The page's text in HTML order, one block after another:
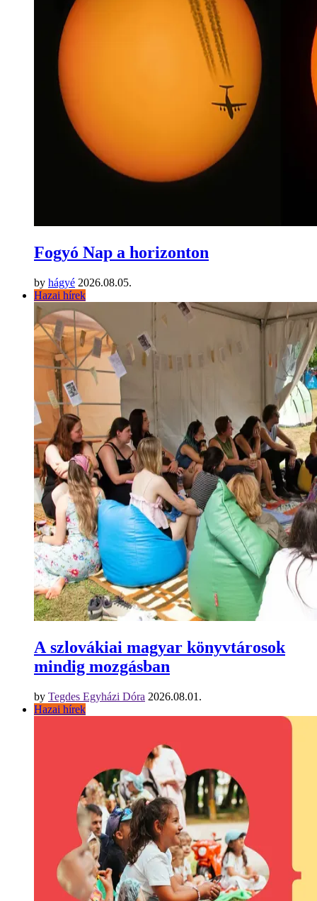
Fogyó Nap a horizonton
by hágyé 2026.08.05.
Hazai hírek
A szlovákiai magyar könyvtárosok
mindig mozgásban
by Tegdes Egyházi Dóra 2026.08.01.
Hazai hírek